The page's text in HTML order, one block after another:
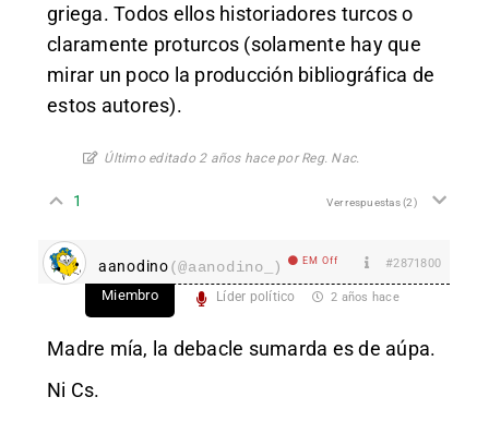
griega. Todos ellos historiadores turcos o
claramente proturcos (solamente hay que
mirar un poco la producción bibliográfica de
estos autores).
Último editado 2 años hace por Reg. Nac.
1 Ver respuestas(2)
aanodino(@aanodino_) EM Off #2871800
Miembro Líder político 2 años hace
Madre mía, la debacle sumarda es de aúpa.
Ni Cs.